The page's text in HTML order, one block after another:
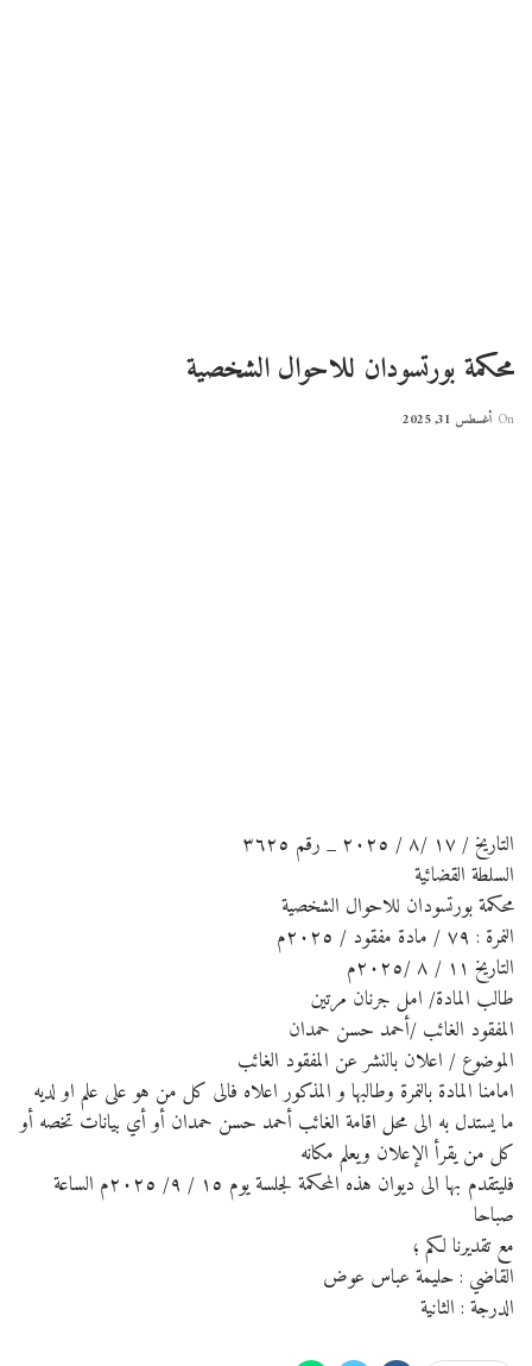
محكمة بورتسودان للاحوال الشخصية
On أغسطس 31, 2025
التاريخ / ١٧ /٨ / ٢٠٢٥ _ رقم ٣٦٢٥
السلطة القضائية
محكمة بورتسودان للاحوال الشخصية
النمرة : ٧٩ / مادة مفقود / ٢٠٢٥م
التاريخ ١١ / ٨ /٢٠٢٥م
طالب المادة/ امل جرنان مرتين
المفقود الغائب /أحمد حسن حمدان
الموضوع / اعلان بالنشر عن المفقود الغائب
امامنا المادة بالنمرة وطالبها و المذكور اعلاه فالى كل من هو على علم او لديه
ما يستدل به الى محل اقامة الغائب أحمد حسن حمدان أو أي بيانات تخصه أو
كل من يقرأ الإعلان ويعلم مكانه
فليتقدم بها الى ديوان هذه المحكمة لجلسة يوم ١٥ / ٩/ ٢٠٢٥م الساعة
صباحا
مع تقديرنا لكم ؛
القاضي : حليمة عباس عوض
الدرجة : الثانية